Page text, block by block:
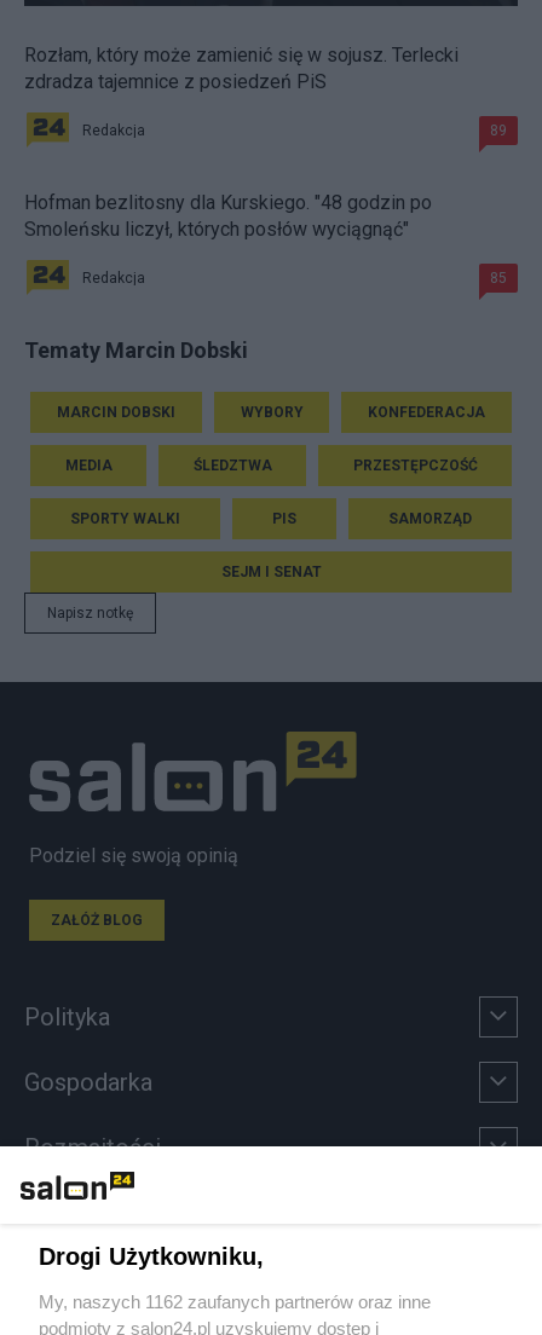
Rozłam, który może zamienić się w sojusz. Terlecki
zdradza tajemnice z posiedzeń PiS
Redakcja 89
Hofman bezlitosny dla Kurskiego. "48 godzin po
Smoleńsku liczył, których posłów wyciągnąć"
Redakcja 85
Tematy Marcin Dobski
MARCIN DOBSKI WYBORY KONFEDERACJA
MEDIA ŚLEDZTWA PRZESTĘPCZOŚĆ
SPORTY WALKI PIS SAMORZĄD
SEJM I SENAT
Napisz notkę
Podziel się swoją opinią
ZAŁÓŻ BLOG
Polityka
Gospodarka
Rozmaitości
Sport
Drogi Użytkowniku,
My, naszych 1162 zaufanych partnerów oraz inne
podmioty z salon24.pl uzyskujemy dostęp i